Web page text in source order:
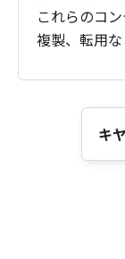
これらのコ
複製、転用な
キ